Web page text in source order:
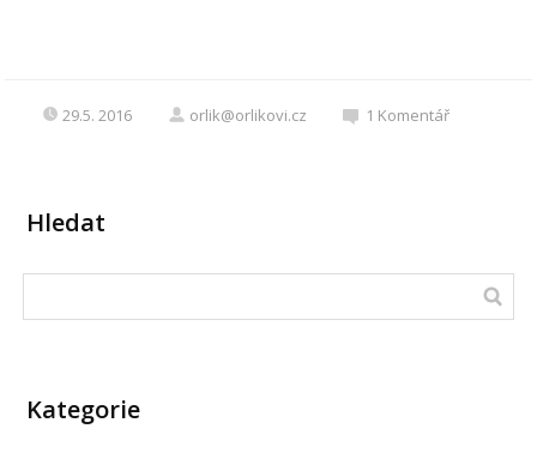
29.5. 2016 orlik@orlikovi.cz 1 Komentář
Hledat
Kategorie